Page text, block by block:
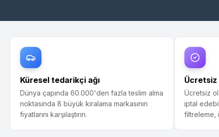
Küresel tedarikçi ağı
Dünya çapında 60.000'den fazla teslim alma
noktasında 8 büyük kiralama markasının
fiyatlarını karşılaştırın.
Ücretsiz
Ücretsiz
iptal
filtreleme,